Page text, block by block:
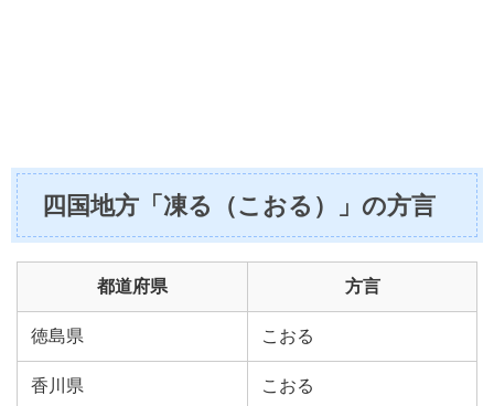
四国地方「凍る（こおる）」の方言
都道府県 方言
徳島県 こおる
香川県 こおる